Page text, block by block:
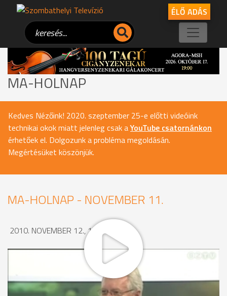
ÉLŐ ADÁS
MA-HOLNAP
Kedves Nézőink! 2020. szeptember 25-e előtti videóink
technikai okok miatt jelenleg csak aYouTube csatornánkon
érhetőek el. Dolgozunk a probléma megoldásán.
Megértésüket köszönjük.
MA-HOLNAP - NOVEMBER 11.
2010. NOVEMBER 12., 11:06
MEGOSZTÁS